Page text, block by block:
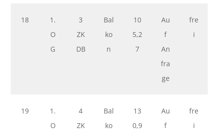
18
1.
O
G
3
ZK
DB
Bal
ko
n
10
5,2
7
Au
f
An
fra
ge
fre
i
19
1.
O
4
ZK
Bal
ko
13
0,9
Au
f
fre
i